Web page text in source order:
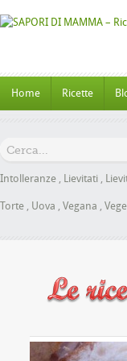
Home Ricette
Intolleranze , Lievitati ,
Torte , Uova , Vegana ,
senza